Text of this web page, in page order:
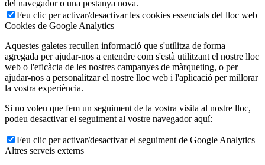
del navegador o una pestanya nova.
Feu clic per activar/desactivar les cookies essencials del lloc web
Cookies de Google Analytics
Aquestes galetes recullen informació que s'utilitza de forma
agregada per ajudar-nos a entendre com s'està utilitzant el nostre lloc
web o l'eficàcia de les nostres campanyes de màrqueting, o per
ajudar-nos a personalitzar el nostre lloc web i l'aplicació per millorar
la vostra experiència.
Si no voleu que fem un seguiment de la vostra visita al nostre lloc,
podeu desactivar el seguiment al vostre navegador aquí:
Feu clic per activar/desactivar el seguiment de Google Analytics
Altres serveis externs